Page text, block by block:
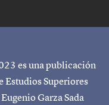
es una publicación
Superiores
Garza Sada